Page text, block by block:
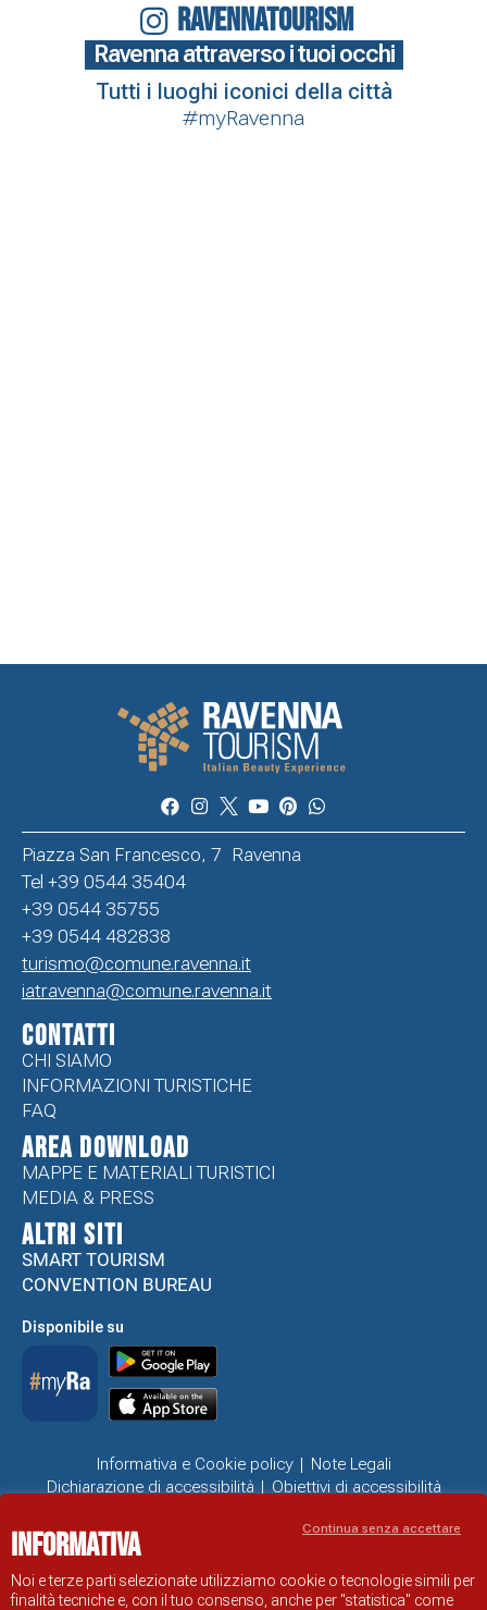
RAVENNATOURISM
Ravenna attraverso i tuoi occhi
Tutti i luoghi iconici della città
#myRavenna
Piazza San Francesco, 7 Ravenna
Tel +39 0544 35404
+39 0544 35755
+39 0544 482838
turismo@comune.ravenna.it
iatravenna@comune.ravenna.it
CONTATTI
CHI SIAMO
INFORMAZIONI TURISTICHE
FAQ
Area Download
MAPPE E MATERIALI TURISTICI
MEDIA & PRESS
ALTRI SITI
SMART TOURISM
CONVENTION BUREAU
Disponibile su
Informativa e Cookie policy
Note Legali
Dichiarazione di accessibilità
Obiettivi di accessibilità
SITO UFFICIALE DI INFORMAZIONE TURISTICA DI RAVENNA
Informativa
Noi e terze parti selezionate utilizziamo cookie o tecnologie simili per
finalità tecniche e, con il tuo consenso, anche per "statistica" come
Continua senza accettare